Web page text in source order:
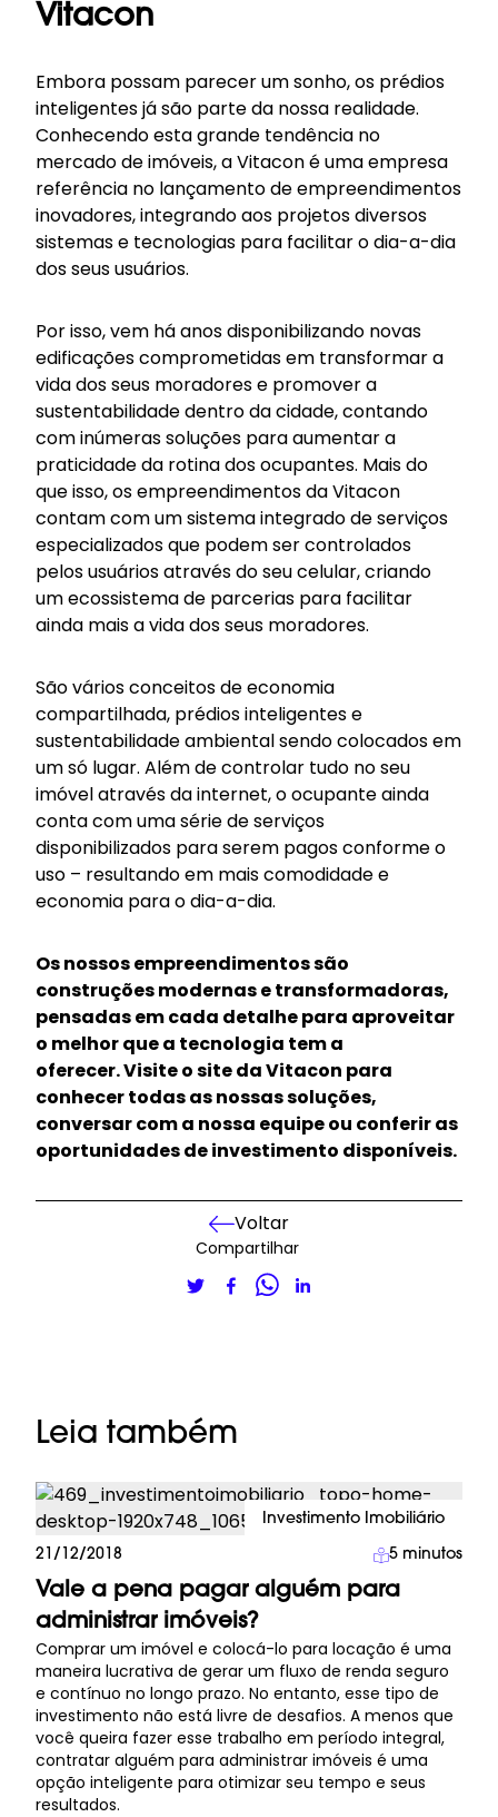
Vitacon
Embora possam parecer um sonho, os prédios
inteligentes já são parte da nossa realidade.
Conhecendo esta grande tendência no
mercado de imóveis, a Vitacon é uma empresa
referência no lançamento de empreendimentos
inovadores, integrando aos projetos diversos
sistemas e tecnologias para facilitar o dia-a-dia
dos seus usuários.
Por isso, vem há anos disponibilizando novas
edificações comprometidas em transformar a
vida dos seus moradores e promover a
sustentabilidade dentro da cidade, contando
com inúmeras soluções para aumentar a
praticidade da rotina dos ocupantes. Mais do
que isso, os empreendimentos da Vitacon
contam com um sistema integrado de serviços
especializados que podem ser controlados
pelos usuários através do seu celular, criando
um ecossistema de parcerias para facilitar
ainda mais a vida dos seus moradores.
São vários conceitos de economia
compartilhada, prédios inteligentes e
sustentabilidade ambiental sendo colocados em
um só lugar. Além de controlar tudo no seu
imóvel através da internet, o ocupante ainda
conta com uma série de serviços
disponibilizados para serem pagos conforme o
uso – resultando em mais comodidade e
economia para o dia-a-dia.
Os nossos empreendimentos são
construções modernas e transformadoras,
pensadas em cada detalhe para aproveitar
o melhor que a tecnologia tem a
oferecer.Visite o site da Vitacon para
conhecer todas as nossas soluções,
conversar com a nossa equipe ou conferir as
oportunidades de investimento disponíveis.
Voltar
Compartilhar
Leia também
Investimento Imobiliário
21/12/2018 5 minutos
Vale a pena pagar alguém para
administrar imóveis?
Comprar um imóvel e colocá-lo para locação é uma
maneira lucrativa de gerar um fluxo de renda seguro
e contínuo no longo prazo. No entanto, esse tipo de
investimento não está livre de desafios. A menos que
você queira fazer esse trabalho em período integral,
contratar alguém para administrar imóveis é uma
opção inteligente para otimizar seu tempo e seus
resultados.